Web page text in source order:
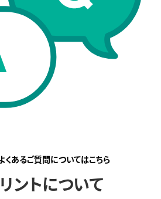
あるご質問についてはこちら
ントについて